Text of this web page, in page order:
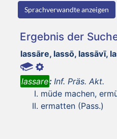
Sprachverwandte anzeigen
Ergebnis der
lassāre, lassō, lassāvī,
lassare: Inf. Präs. Akt.
müde machen,
ermatten (Pass.)